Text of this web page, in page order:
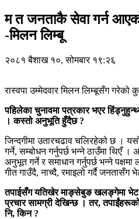
म त जनताकै सेवा गर्न
-मिलन लिम्बू
२०८१ बैशाख १०, सोमबार १९:२६
रास्वपा उम्मेदवार मिलन लिम्बूसँग गरेको
पहिलेका चुनावमा पत्रकार भएर
। कस्तो अनुभूति हुँदैछ?
जिन्दगीमा उतारचढाव चलिरहेको छ ।
गर्ने, सम्बोधन गर्नुपर्छ भन्ने ठाउँमा थिएँ
अनुभूत गर्ने र समाधान गर्नुपर्छ भन्ने
गीत गाउँदै, नाच्दै, रमाइलो गर्दै जनतासँग
तपाईसँग यतिखेर माङ्सेबुङ खलङ्गेमा भेट
प्रचार सामग्री देखिन्छ । तर,
नि,किन ?